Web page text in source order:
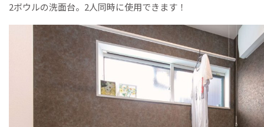
2ボウルの洗面台。2人同時に使用できます！